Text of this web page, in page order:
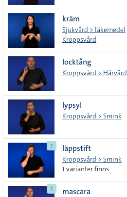
kräm
Sjukvård > läkemedel
Kroppsvård
locktång
Kroppsvård > Hårvård
lypsyl
Kroppsvård > Smink
1 läppstift
Kroppsvård > Smink
1 varianter finns
1 mascara